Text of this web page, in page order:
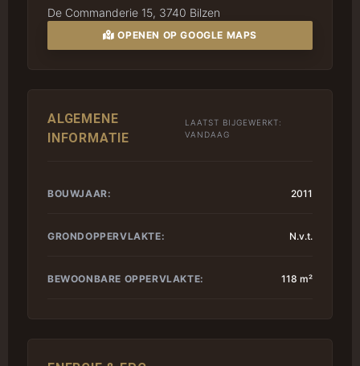
De Commanderie 15, 3740 Bilzen
OPENEN OP GOOGLE MAPS
ALGEMENE
INFORMATIE
LAATST BIJGEWERKT:
VANDAAG
BOUWJAAR: 2011
GRONDOPPERVLAKTE: N.v.t.
BEWOONBARE OPPERVLAKTE: 118 m²